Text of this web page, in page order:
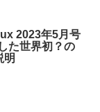
2023年5月号
た世界初？の
明